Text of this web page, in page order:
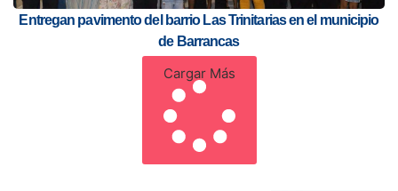
Entregan pavimento del barrio Las Trinitarias en el municipio
de Barrancas
Cargar Más